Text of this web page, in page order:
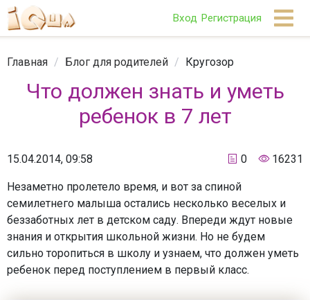
Вход Регистрация
Главная / Блог для родителей / Кругозор
Что должен знать и уметь
ребенок в 7 лет
15.04.2014, 09:58 0 16231
Незаметно пролетело время, и вот за спиной
семилетнего малыша остались несколько веселых и
беззаботных лет в детском саду. Впереди ждут новые
знания и открытия школьной жизни. Но не будем
сильно торопиться в школу и узнаем, что должен уметь
ребенок перед поступлением в первый класс.